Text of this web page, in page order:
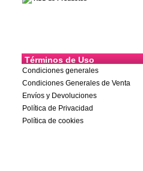
Términos de Uso
Condiciones generales
Condiciones Generales de Venta
Envíos y Devoluciones
Política de Privacidad
Política de cookies